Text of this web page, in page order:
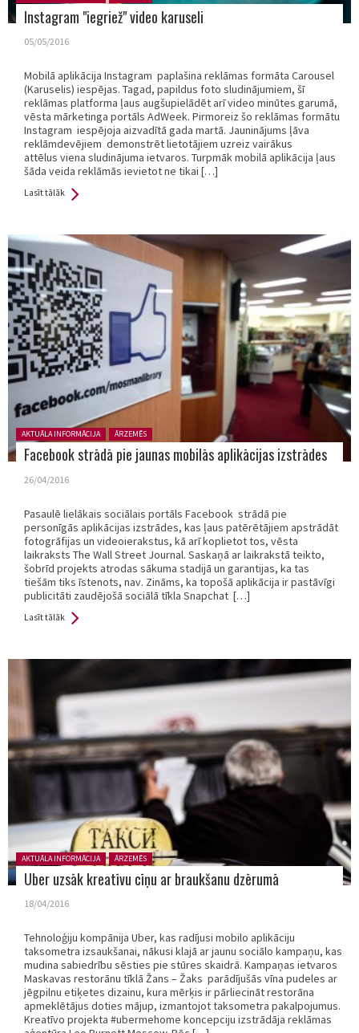
Instagram "iegriež" video karuseli
05/05/2016
Mobilā aplikācija Instagram paplašina reklāmas formāta Carousel
(Karuselis) iespējas. Tagad, papildus foto sludinājumiem, šī
reklāmas platforma ļaus augšupielādēt arī video minūtes garumā,
vēsta mārketinga portāls AdWeek. Pirmoreiz šo reklāmas formātu
Instagram iespējoja aizvadītā gada martā. Jauninājums ļāva
reklāmdevējiem demonstrēt lietotājiem uzreiz vairākus
attēlus viena sludinājuma ietvaros. Turpmāk mobilā aplikācija ļaus
šāda veida reklāmās ievietot ne tikai […]
Lasīt tālāk
Posted in:
AKTUĀLA INFORMĀCIJA ĀRZEMĒS
Facebook strādā pie jaunas mobilās aplikācijas izstrādes
26/04/2016
Pasaulē lielākais sociālais portāls Facebook strādā pie
personīgās aplikācijas izstrādes, kas ļaus patērētājiem apstrādāt
fotogrāfijas un videoierakstus, kā arī koplietot tos, vēsta
laikraksts The Wall Street Journal. Saskaņā ar laikrakstā teikto,
šobrīd projekts atrodas sākuma stadijā un garantijas, ka tas
tiešām tiks īstenots, nav. Zināms, ka topošā aplikācija ir pastāvīgi
publicitāti zaudējošā sociālā tīkla Snapchat […]
Lasīt tālāk
Posted in:
AKTUĀLA INFORMĀCIJA ĀRZEMĒS
Uber uzsāk kreatīvu cīņu ar braukšanu dzērumā
18/04/2016
Tehnoloģiju kompānija Uber, kas radījusi mobilo aplikāciju
taksometra izsaukšanai, nākusi klajā ar jaunu sociālo kampaņu, kas
mudina sabiedrību sēsties pie stūres skaidrā. Kampaņas ietvaros
Maskavas restorānu tīklā Žans – Žaks parādījušās vīna pudeles ar
jēgpilnu etiķetes dizainu, kura mērķis ir pārliecināt restorāna
apmeklētājus doties mājup, izmantojot taksometra pakalpojumus.
Kreatīvo projekta #ubermehome koncepciju izstrādāja reklāmas